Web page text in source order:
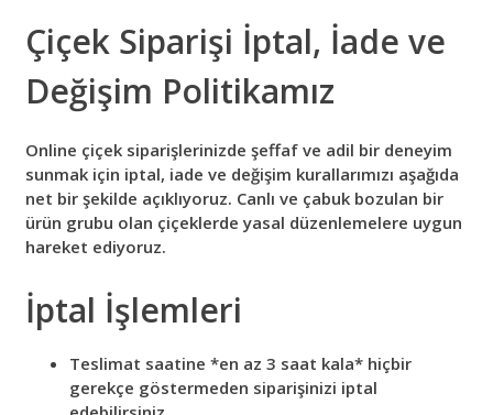
Çiçek Siparişi İptal, İade ve
Değişim Politikamız
Online çiçek siparişlerinizde şeffaf ve adil bir deneyim
sunmak için iptal, iade ve değişim kurallarımızı aşağıda
net bir şekilde açıklıyoruz. Canlı ve çabuk bozulan bir
ürün grubu olan çiçeklerde yasal düzenlemelere uygun
hareket ediyoruz.
İptal İşlemleri
Teslimat saatine *en az 3 saat kala* hiçbir
gerekçe göstermeden siparişinizi iptal